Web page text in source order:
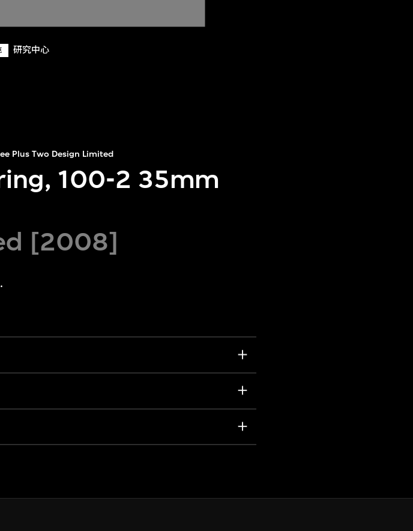
研究中心
Plus Two Design Limited
100-2 35mm
[2008]